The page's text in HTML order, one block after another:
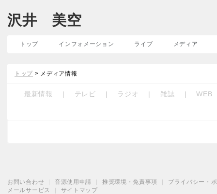
沢井 美空
トップ インフォメーション ライブ メディア
トップ > メディア情報
最新情報 | テレビ | ラジオ | 雑誌 | WEB
お問い合わせ 音源使用申請 推奨環境・免責事項
プライバシー・
メールサービス
サイトマップ